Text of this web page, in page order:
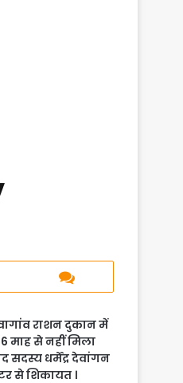
राशन दुकान में
6 माह से नहीं मिला
सदस्य धर्मेंद्र देवांगन
से शिकायत ।